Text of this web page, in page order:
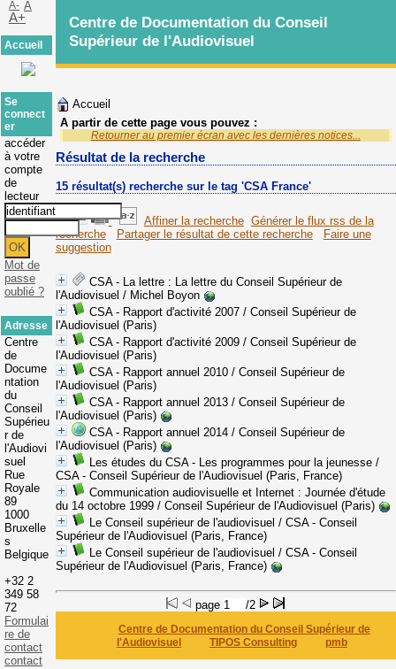
Accueil
A partir de cette page vous pouvez :
Retourner au premier écran avec les dernières notices...
Résultat de la recherche
15 résultat(s) recherche sur le tag 'CSA France'
Affiner la recherche Générer le flux rss de la
recherche
Partager le résultat de cette recherche
Faire une
suggestion
CSA - La lettre: La lettre du Conseil Supérieur de
l'Audiovisuel / Michel Boyon
CSA - Rapport d'activité 2007/ Conseil Supérieur de
l'Audiovisuel (Paris)
CSA - Rapport d'activité 2009/ Conseil Supérieur de
l'Audiovisuel (Paris)
CSA - Rapport annuel 2010/ Conseil Supérieur de
l'Audiovisuel (Paris)
CSA - Rapport annuel 2013/ Conseil Supérieur de
l'Audiovisuel (Paris)
CSA - Rapport annuel 2014/ Conseil Supérieur de
l'Audiovisuel (Paris)
Les études du CSA - Les programmes pour la jeunesse/
CSA - Conseil Supérieur de l'Audiovisuel (Paris, France)
Communication audiovisuelle et Internet: Journée d'étude
du 14 octobre 1999/ Conseil Supérieur de l'Audiovisuel (Paris)
Le Conseil supérieur de l'audiovisuel / CSA - Conseil
Supérieur de l'Audiovisuel (Paris, France)
Le Conseil supérieur de l'audiovisuel / CSA - Conseil
Supérieur de l'Audiovisuel (Paris, France)
page /2
Centre de Documentation du Conseil Supérieur de
l'Audiovisuel
TIPOS Consulting pmb
Centre de Documentation du Conseil
Supérieur de l'Audiovisuel
A- A
A+
Accueil
Se
connect
er
accéder
à votre
compte
de
lecteur
Mot de
passe
oublié ?
Adresse
Centre
de
Docume
ntation
du
Conseil
Supérieu
r de
l'Audiovi
suel
Rue
Royale
89
1000
Bruxelle
s
Belgique
+32 2
349 58
72
Formulai
re de
contact
contact